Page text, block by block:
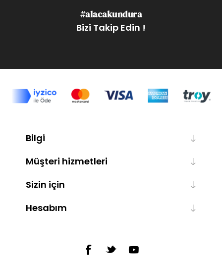
#alacakundura
Bizi Takip Edin !
Bilgi
Müşteri hizmetleri
Sizin için
Hesabım